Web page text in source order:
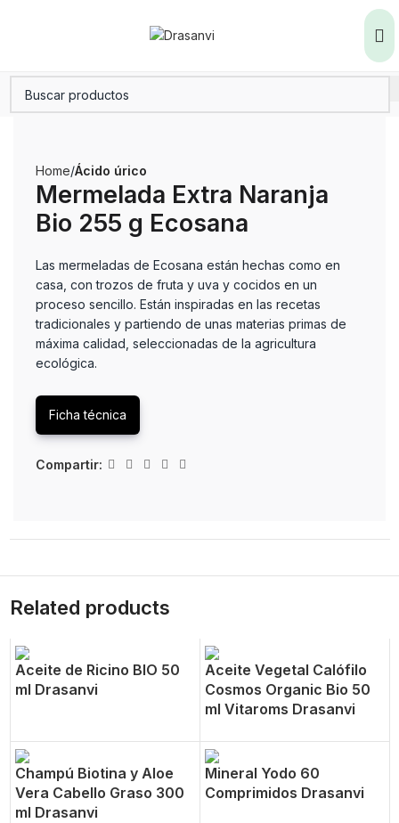
Home Ácido úrico
Mermelada Extra Naranja
Bio 255 g Ecosana
Las mermeladas de Ecosana están hechas como en
casa, con trozos de fruta y uva y cocidos en un
proceso sencillo. Están inspiradas en las recetas
tradicionales y partiendo de unas materias primas de
máxima calidad, seleccionadas de la agricultura
ecológica.
Ficha técnica
Compartir:
Related products
Aceite de Ricino BIO 50
ml Drasanvi
Aceite Vegetal Calófilo
Cosmos Organic Bio 50
ml Vitaroms Drasanvi
Champú Biotina y Aloe
Vera Cabello Graso 300
ml Drasanvi
Mineral Yodo 60
Comprimidos Drasanvi